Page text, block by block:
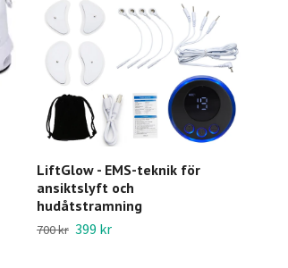
LiftGlow - EMS-teknik för
ansiktslyft och
hudåtstramning
700 kr 399 kr